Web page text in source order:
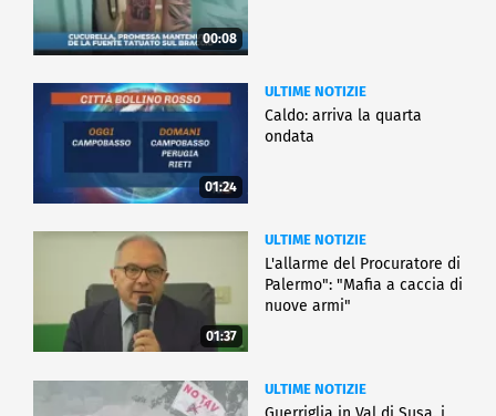
00:08
01:24
ULTIME NOTIZIE
Caldo: arriva la quarta
ondata
01:37
ULTIME NOTIZIE
L'allarme del Procuratore di
Palermo": "Mafia a caccia di
nuove armi"
ULTIME NOTIZIE